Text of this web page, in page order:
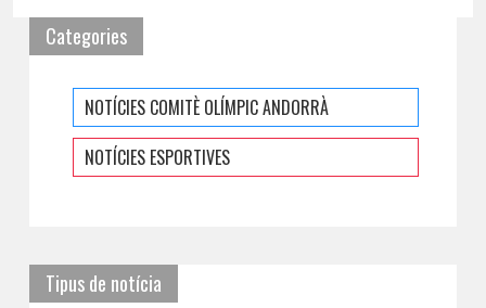
Categories
NOTÍCIES COMITÈ OLÍMPIC ANDORRÀ
NOTÍCIES ESPORTIVES
Tipus de notícia